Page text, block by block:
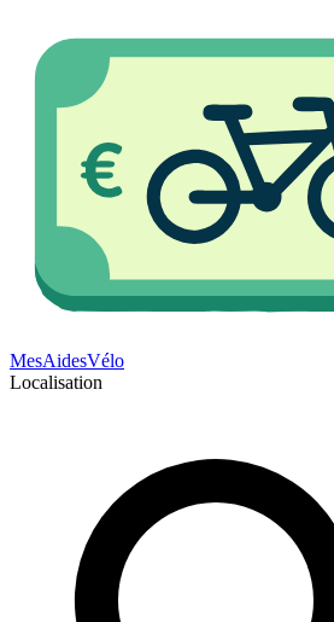
MesAidesVélo
Localisation